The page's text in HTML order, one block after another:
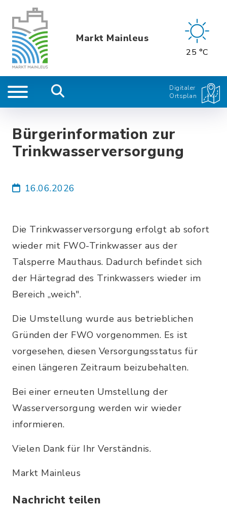
Markt Mainleus
25 °C
Digitaler
Ortsplan
Bürgerinformation zur
Trinkwasserversorgung
16.06.2026
Die Trinkwasserversorgung erfolgt ab sofort
wieder mit FWO-Trinkwasser aus der
Talsperre Mauthaus. Dadurch befindet sich
der Härtegrad des Trinkwassers wieder im
Bereich „weich".
Die Umstellung wurde aus betrieblichen
Gründen der FWO vorgenommen. Es ist
vorgesehen, diesen Versorgungsstatus für
einen längeren Zeitraum beizubehalten.
Bei einer erneuten Umstellung der
Wasserversorgung werden wir wieder
informieren.
Vielen Dank für Ihr Verständnis.
Markt Mainleus
Nachricht teilen